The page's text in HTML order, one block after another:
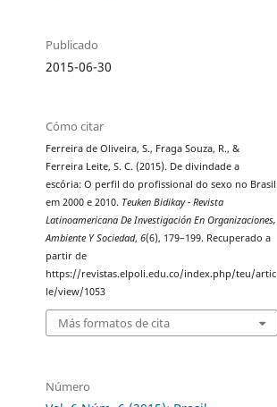
Publicado
2015-06-30
Cómo citar
Ferreira de Oliveira, S., Fraga Souza, R., &
Ferreira Leite, S. C. (2015). De divindade a
escória: O perfil do profissional do sexo no Brasil
em 2000 e 2010. Teuken Bidikay - Revista
Latinoamericana De Investigación En Organizaciones,
Ambiente Y Sociedad,6(6), 179–199. Recuperado a
partir de
https://revistas.elpoli.edu.co/index.php/teu/artic
le/view/1053
Más formatos de cita
Número